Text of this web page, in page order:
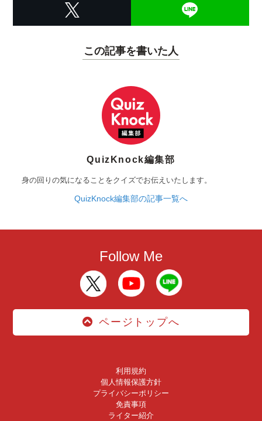
この記事を書いた人
QuizKnock編集部
身の回りの気になることをクイズでお伝えいたします。
QuizKnock編集部の記事一覧へ
Follow Me
ページトップへ
利用規約
個人情報保護方針
プライバシーポリシー
免責事項
ライター紹介